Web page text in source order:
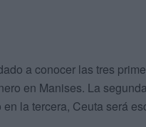
a conocer las tres
en Manises. La
la tercera, Ceuta será